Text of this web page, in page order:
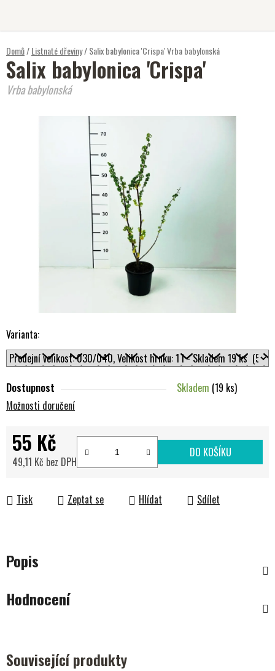
Domů/Listnaté dřeviny/Salix babylonica 'Crispa'Vrba babylonská
Varianta:
Dostupnost Skladem (19 ks)
Možnosti doručení
55 Kč
49,11 Kč bez DPH
DO KOŠÍKU
Tisk Zeptat se Hlídat Sdílet
Salix babylonica 'Crispa'
Vrba babylonská
Popis
Hodnocení
Související produkty